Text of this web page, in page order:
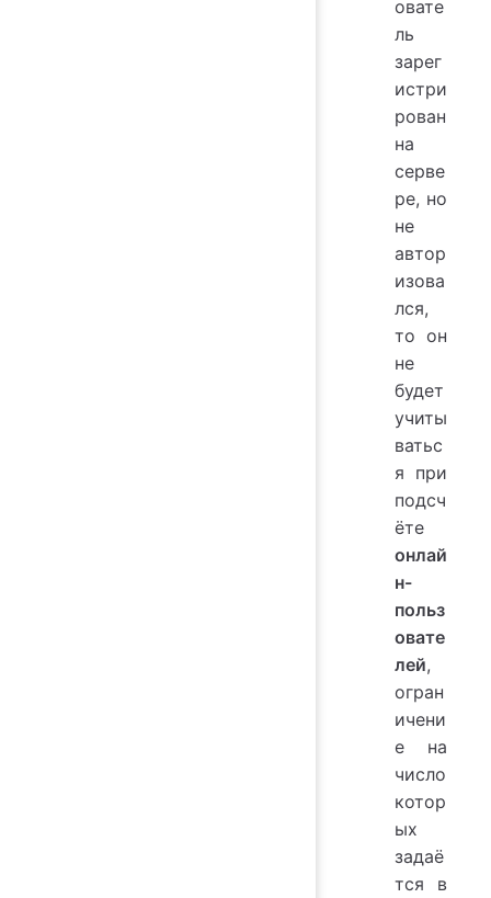
овате
ль
зарег
истри
рован
на
серве
ре, но
не
автор
изова
лся,
то он
не
будет
учиты
ватьс
я при
подсч
ёте
онлай
н-
польз
овате
лей,
огран
ичени
е на
число
котор
ых
задаё
тся в